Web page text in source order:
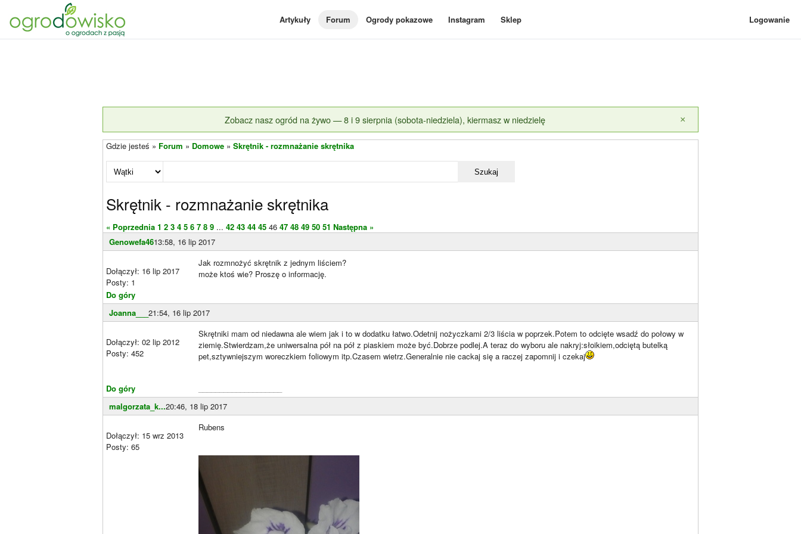
Artykuły Forum Ogrody pokazowe Instagram Sklep Logowanie
Zobacz nasz ogród na żywo — 8 i 9 sierpnia (sobota-niedziela), kiermasz w niedzielę ×
Gdzie jesteś » Forum » Domowe » Skrętnik - rozmnażanie skrętnika
Szukaj
Skrętnik - rozmnażanie skrętnika
« Poprzednia 1 2 3 4 5 6 7 8 9 ... 42 43 44 45 46 47 48 49 50 51 Następna »
Genowefa4613:58, 16 lip 2017
Dołączył: 16 lip 2017
Posty: 1
Do góry
Jak rozmnożyć skrętnik z jednym liściem?
może ktoś wie? Proszę o informację.
Joanna___ 21:54, 16 lip 2017
Dołączył: 02 lip 2012
Posty: 452
Do góry
Skrętniki mam od niedawna ale wiem jak i to w dodatku łatwo.Odetnij nożyczkami 2/3 liścia w poprzek.Potem to odcięte wsadź do połowy w
ziemię.Stwierdzam,że uniwersalna pół na pół z piaskiem może być.Dobrze podlej.A teraz do wyboru ale nakryj:słoikiem,odciętą butelką
pet,sztywniejszym woreczkiem foliowym itp.Czasem wietrz.Generalnie nie cackaj się a raczej zapomnij i czekaj
malgorzata_k...20:46, 18 lip 2017
Dołączył: 15 wrz 2013
Posty: 65
Rubens